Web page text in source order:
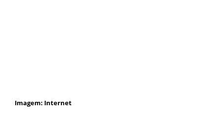
Imagem: Internet